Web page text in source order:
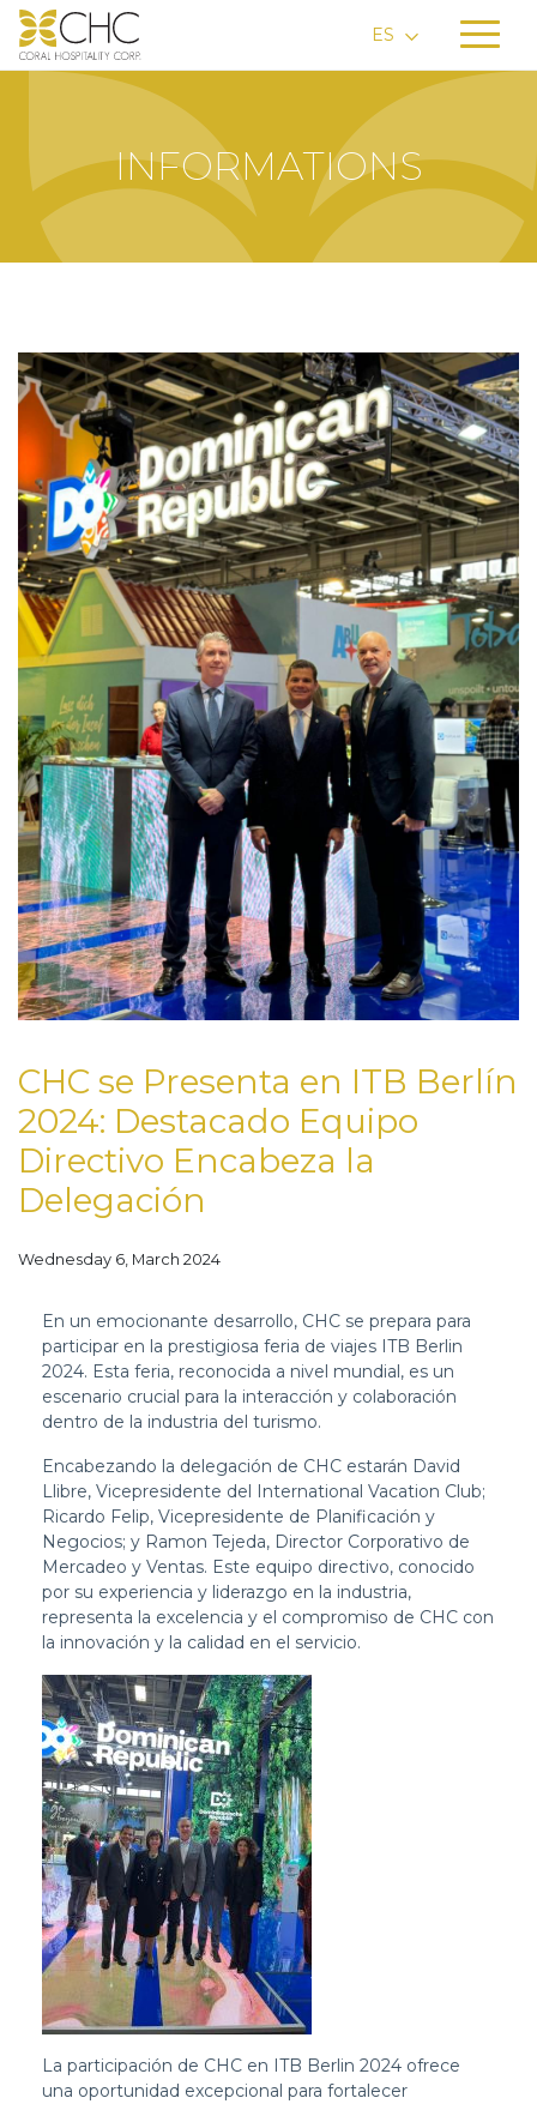
ES
INFORMATIONS
CHC se Presenta en ITB Berlín
2024: Destacado Equipo
Directivo Encabeza la
Delegación
Wednesday 6, March 2024
En un emocionante desarrollo, CHC se prepara para
participar en la prestigiosa feria de viajes ITB Berlin
2024. Esta feria, reconocida a nivel mundial, es un
escenario crucial para la interacción y colaboración
dentro de la industria del turismo.
Encabezando la delegación de CHC estarán David
Llibre, Vicepresidente del International Vacation Club;
Ricardo Felip, Vicepresidente de Planificación y
Negocios; y Ramon Tejeda, Director Corporativo de
Mercadeo y Ventas. Este equipo directivo, conocido
por su experiencia y liderazgo en la industria,
representa la excelencia y el compromiso de CHC con
la innovación y la calidad en el servicio.
La participación de CHC en ITB Berlin 2024 ofrece
una oportunidad excepcional para fortalecer